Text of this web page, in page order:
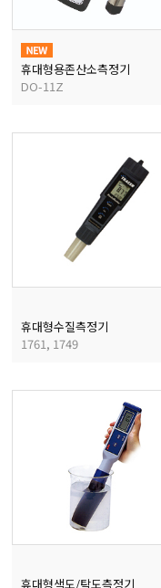
휴대형용존산소측정기
DO-11Z
휴대형수질측정기
1761, 1749
휴대형색도/탁도측정기